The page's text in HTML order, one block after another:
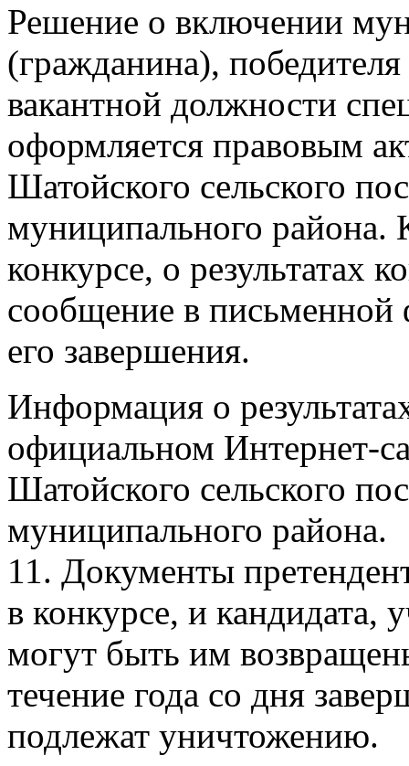
Решение о включении
(гражданина),
вакантной должности
оформляется правовым
Шатойского сельского
муниципального района.
конкурсе, о результатах
сообщение в
его завершения.
Информация о
официальном Интернет-
Шатойского сельского
муниципального района.
11. Документы
в конкурсе, и кандидата,
могут быть им
течение года со дня
подлежат уничтожению.